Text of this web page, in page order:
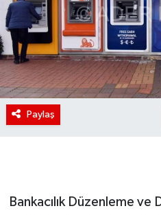
Paylaş
Bankacılık Düzenleme